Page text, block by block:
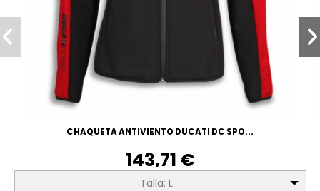
CHAQUETA ANTIVIENTO DUCATI DC SPO...
143,71 €
Talla: L